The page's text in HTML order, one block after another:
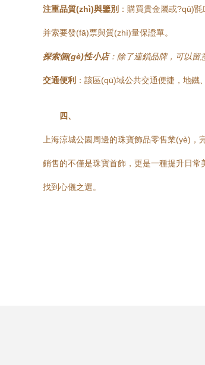
注重品質(zhì)與鑒別 ：購買貴金屬或?qū)
并索要發(fā)票與質(zhì)量保證單。
探索個(gè)性小店：除了連鎖品牌，可以留
交通便利 ：該區(qū)域公共交通便捷，地鐵
四、
上海涼城公園周邊的珠寶飾品零售業(yè)
銷售的不僅是珠寶首飾，更是一種提升日
找到心儀之選。